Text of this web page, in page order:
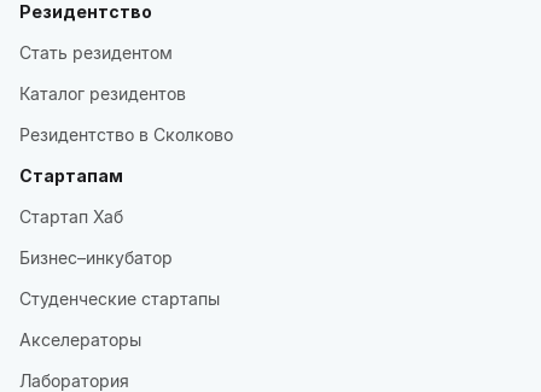
Резидентство
Стать резидентом
Каталог резидентов
Резидентство в Сколково
Стартапам
Стартап Хаб
Бизнес–инкубатор
Студенческие стартапы
Акселераторы
Лаборатория